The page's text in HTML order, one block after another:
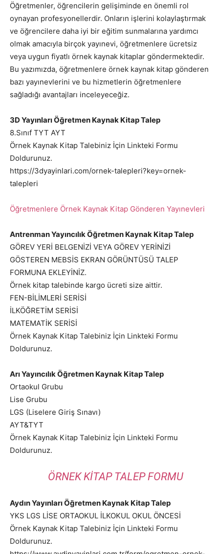
Öğretmenler, öğrencilerin gelişiminde en önemli rol
oynayan profesyonellerdir. Onların işlerini kolaylaştırmak
ve öğrencilere daha iyi bir eğitim sunmalarına yardımcı
olmak amacıyla birçok yayınevi, öğretmenlere ücretsiz
veya uygun fiyatlı örnek kaynak kitaplar göndermektedir.
Bu yazımızda, öğretmenlere örnek kaynak kitap gönderen
bazı yayınevlerini ve bu hizmetlerin öğretmenlere
sağladığı avantajları inceleyeceğiz.
3D Yayınları Öğretmen Kaynak Kitap Talep
8.Sınıf TYT AYT
Örnek Kaynak Kitap Talebiniz İçin Linkteki Formu
Doldurunuz.
https://3dyayinlari.com/ornek-talepleri?key=ornek-
talepleri
Öğretmenlere Örnek Kaynak Kitap Gönderen Yayınevleri
Antrenman Yayıncılık Öğretmen Kaynak Kitap Talep
GÖREV YERİ BELGENİZİ VEYA GÖREV YERİNİZİ
GÖSTEREN MEBSİS EKRAN GÖRÜNTÜSÜ TALEP
FORMUNA EKLEYİNİZ.
Örnek kitap talebinde kargo ücreti size aittir.
FEN-BİLİMLERİ SERİSİ
İLKÖĞRETİM SERİSİ
MATEMATİK SERİSİ
Örnek Kaynak Kitap Talebiniz İçin Linkteki Formu
Doldurunuz.
Arı Yayıncılık Öğretmen Kaynak Kitap Talep
Ortaokul Grubu
Lise Grubu
LGS (Liselere Giriş Sınavı)
AYT&TYT
Örnek Kaynak Kitap Talebiniz İçin Linkteki Formu
Doldurunuz.
ÖRNEK KITAP TALEP FORMU
Aydın Yayınları Öğretmen Kaynak Kitap Talep
YKS LGS LİSE ORTAOKUL İLKOKUL OKUL ÖNCESİ
Örnek Kaynak Kitap Talebiniz İçin Linkteki Formu
Doldurunuz.